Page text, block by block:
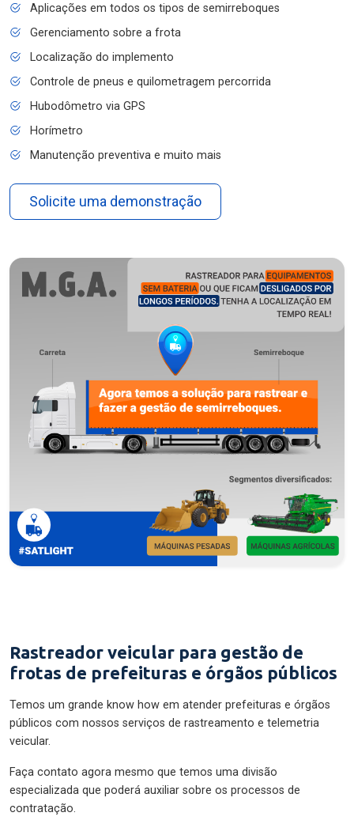
Aplicações em todos os tipos de semirreboques
Gerenciamento sobre a frota
Localização do implemento
Controle de pneus e quilometragem percorrida
Hubodômetro via GPS
Horímetro
Manutenção preventiva e muito mais
Solicite uma demonstração
Rastreador veicular para gestão de
frotas de prefeituras e órgãos públicos
Temos um grande know how em atender prefeituras e órgãos
públicos com nossos serviços de rastreamento e telemetria
veicular.
Faça contato agora mesmo que temos uma divisão
especializada que poderá auxiliar sobre os processos de
contratação.